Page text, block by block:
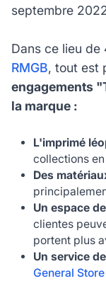
septembre
Dans ce lieu
RMGB, tout est
engagements
la marque :
L'imprimé
collections
Des
Un espace
clientes
portent plus
Un service
General Store